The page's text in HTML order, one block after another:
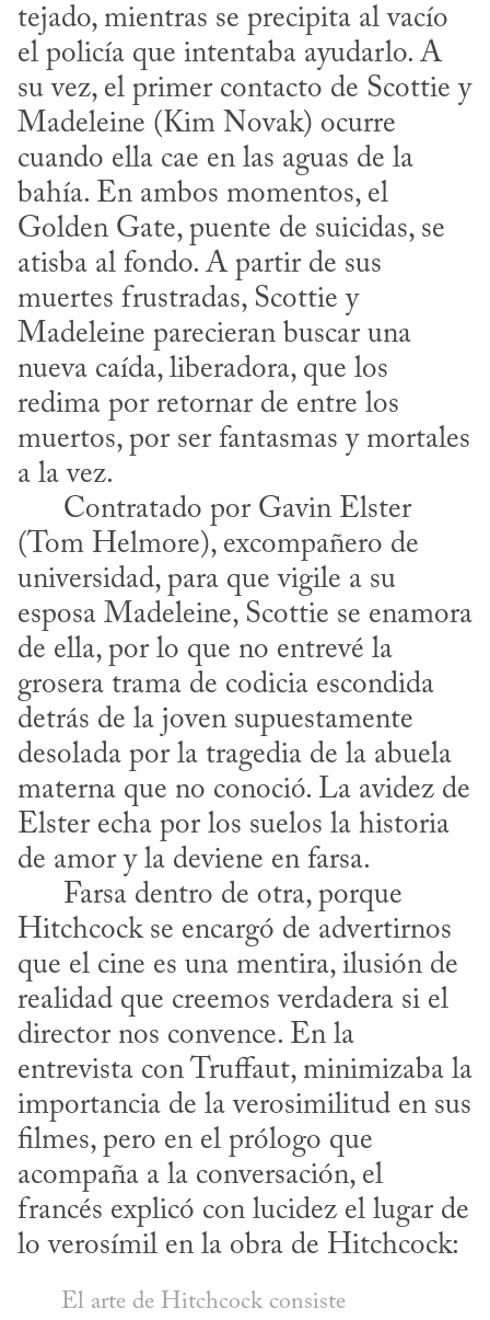
tejado, mientras se precipita al vacío
el policía que intentaba ayudarlo. A
su vez, el primer contacto de Scottie y
Madeleine (Kim Novak) ocurre
cuando ella cae en las aguas de la
bahía. En ambos momentos, el
Golden Gate, puente de suicidas, se
atisba al fondo. A partir de sus
muertes frustradas, Scottie y
Madeleine parecieran buscar una
nueva caída, liberadora, que los
redima por retornar de entre los
muertos, por ser fantasmas y mortales
a la vez.
(Tom Helmore), excompañero de
universidad, para que vigile a su
esposa Madeleine, Scottie se enamora
de ella, por lo que no entrevé la
grosera trama de codicia escondida
detrás de la joven supuestamente
desolada por la tragedia de la abuela
materna que no conoció. La avidez de
Elster echa por los suelos la historia
de amor y la deviene en farsa.
Hitchcock se encargó de advertirnos
que el cine es una mentira, ilusión de
realidad que creemos verdadera si el
director nos convence. En la
entrevista con Truffaut, minimizaba la
importancia de la verosimilitud en sus
filmes, pero en el prólogo que
acompaña a la conversación, el
francés explicó con lucidez el lugar de
lo verosímil en la obra de Hitchcock:
El arte de Hitchcock consiste